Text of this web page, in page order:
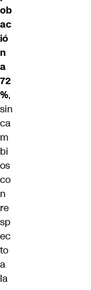
ob
ac
ió
n
a
72
%,
sin
ca
m
bi
os
co
n
re
sp
ec
to
a
la